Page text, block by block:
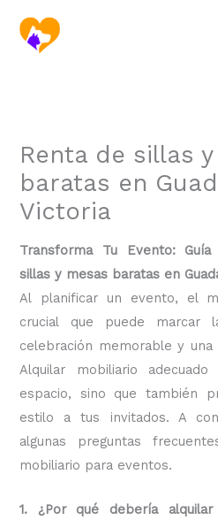
contenido
Renta de sillas
baratas en
Victoria
Transforma Tu Evento:
sillas y mesas baratas en
Al planificar un evento, el
crucial que puede marcar
celebración memorable y
Alquilar mobiliario
espacio, sino que también
estilo a tus invitados. A
algunas preguntas
mobiliario para eventos.
1. ¿Por qué debería